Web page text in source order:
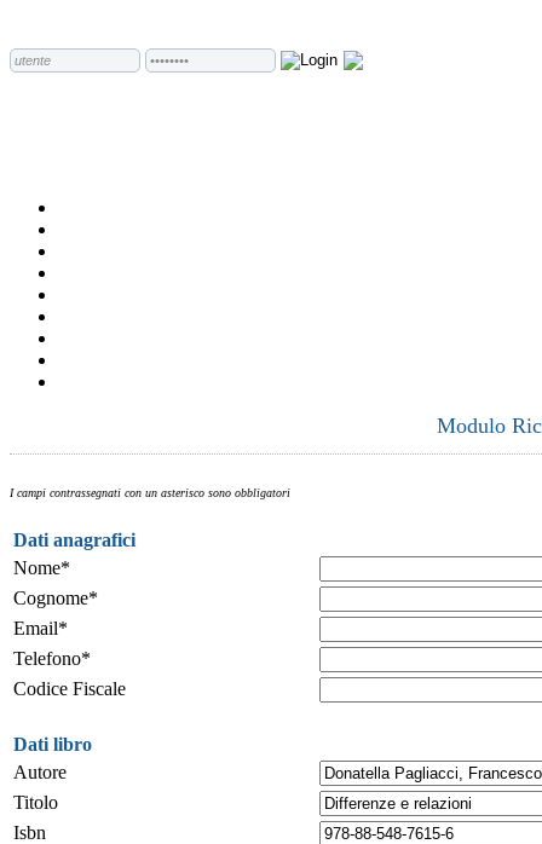
Modulo
I campi contrassegnati con un asterisco sono obbligatori
Dati anagrafici
Nome*
Cognome*
Email*
Telefono*
Codice Fiscale
Dati libro
Autore
Titolo
Isbn